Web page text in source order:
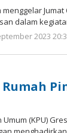
menggelar
dalam
2023
(KPU)